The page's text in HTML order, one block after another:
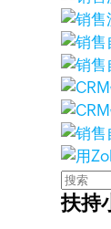
扶持